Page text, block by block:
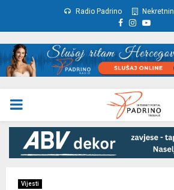
Radio Padrino
Facebook
Instagram
PRIMARY
MENU
Vijesti